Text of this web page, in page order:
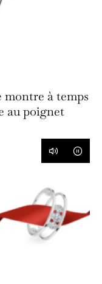
à temps
au poignet